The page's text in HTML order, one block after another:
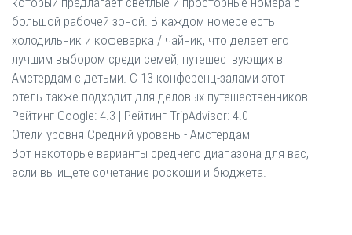
большой рабочей зоной. В каждом номере есть
холодильник и кофеварка / чайник, что делает его
лучшим выбором среди семей, путешествующих в
Амстердам с детьми. С 13 конференц-залами этот
отель также подходит для деловых путешественников.
Рейтинг Google: 4.3 | Рейтинг TripAdvisor: 4.0
Отели уровня Средний уровень - Амстердам
Вот некоторые варианты среднего диапазона для вас,
если вы ищете сочетание роскоши и бюджета.